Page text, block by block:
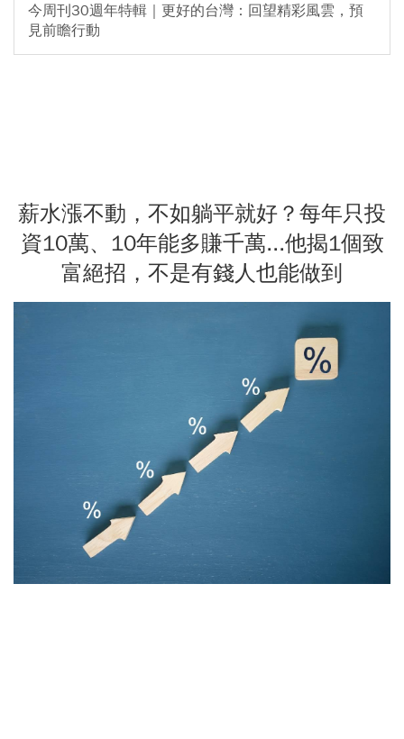
今周刊30週年特輯｜更好的台灣：回望精彩風雲，預
見前瞻行動
薪水漲不動，不如躺平就好？每年只投
資10萬、10年能多賺千萬...他揭1個致
富絕招，不是有錢人也能做到